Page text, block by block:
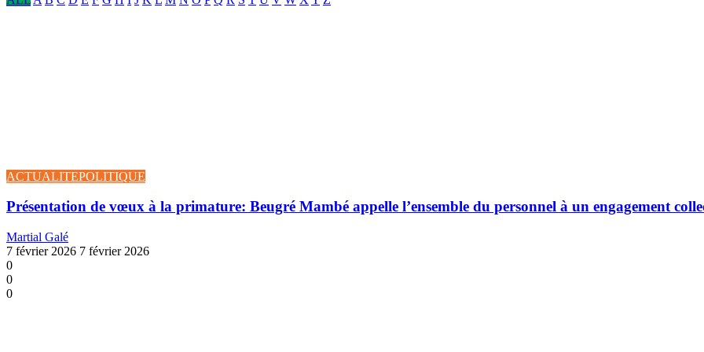
ACTUALITEPOLITIQUE
Présentation de vœux à la primature: Beugré Mambé appelle l’ensemble du personnel à un engagement
Martial Galé
7 février 2026 7 février 2026
0
0
0